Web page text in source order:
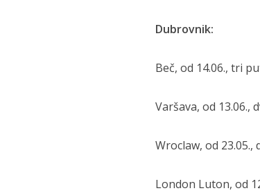
Dubrovnik:
Beč, od 14.06., tri
Varšava, od 13.06.,
Wroclaw, od
London Luton, od